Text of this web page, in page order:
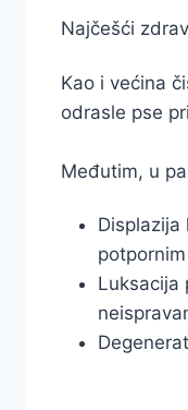
Najčešći
Kao i većina
odrasle pse
Međutim, u
Luksacija